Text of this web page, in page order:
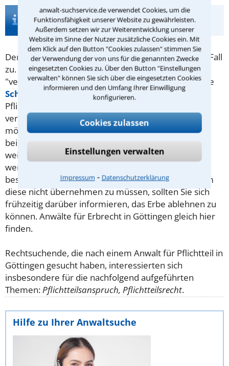
anwalt-suchservice.de verwendet Cookies, um die
Funktionsfähigkeit unserer Website zu gewährleisten.
Außerdem setzen wir zur Weiterentwicklung unserer
Website im Sinne der Nutzer zusätzliche Cookies ein. Mit
dem Klick auf den Button "Cookies zulassen" stimmen Sie
der Verwendung der von uns für die genannten Zwecke
eingesetzten Cookies zu. Über den Button "Einstellungen
verwalten" können Sie sich über die eingesetzten Cookies
informieren und den Umfang Ihrer Einwilligung
konfigurieren.
Cookies zulassen
Einstellungen verwalten
Impressum ⁃ Datenschutzerklärung
Infos zur Suche nach einem Anwalt für
Pflichtteil in Göttingen
Der Pflichtteilsteht rechtmäßigen Erben in jedem Fall
zu. Vererber möchten diesen manchmal dennoch
"verschmälern". Das kann etwa durch eine vorzeitige
Schenkungerreicht werden. Ansonsten können
Pflichtteilberechtigte regelmäßig nur bei einer
verurteilten Straftat enterbt werden.Viele Erben
möchten wissen, wie hoch ihr Pflichtteil sein wird. In
beiden Fällen kann ein Anwalt fürErbrecht
weiterhelfen. Übrigens wird kein Pflichtteil vererbt,
wenn kein Vermögen mehr vorhanden ist. Dann
besteht das Erbe aus weiter nichts alsSchulden
. Um
diese nicht übernehmen zu müssen, sollten Sie sich
frühzeitig darüber informieren, das Erbe ablehnen zu
können. Anwälte für Erbrecht in Göttingen gleich hier
finden.
Rechtsuchende, die nach einem Anwalt für Pflichtteil in
Göttingen gesucht haben, interessierten sich
insbesondere für die nachfolgend aufgeführten
Themen:Pflichtteilsanspruch, Pflichtteilsrecht.
Hilfe zu Ihrer Anwaltsuche